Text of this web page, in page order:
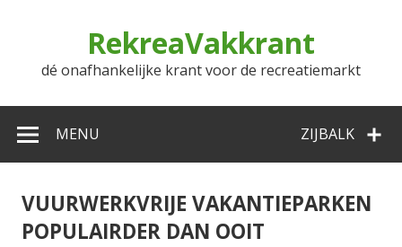
RekreaVakkrant
dé onafhankelijke krant voor de recreatiemarkt
ZIJBALK
MENU
VUURWERKVRIJE VAKANTIEPARKEN
POPULAIRDER DAN OOIT